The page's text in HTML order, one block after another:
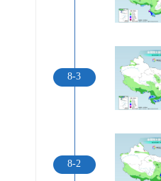
今日份天空“显眼包” 北京
台风“白海豚”来临前夕 浙
8-3
8-2